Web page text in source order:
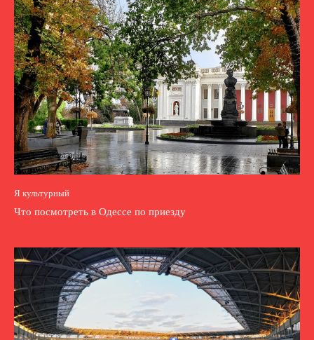
Я культурный
Что посмотреть в Одессе по приезду